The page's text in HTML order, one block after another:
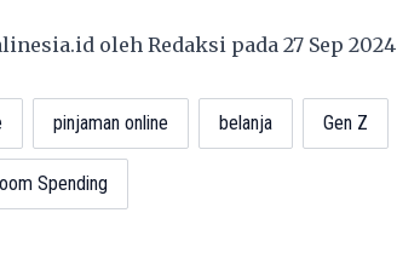
oleh Redaksi pada 27 Sep 2024
pinjaman online belanja Gen Z
Spending